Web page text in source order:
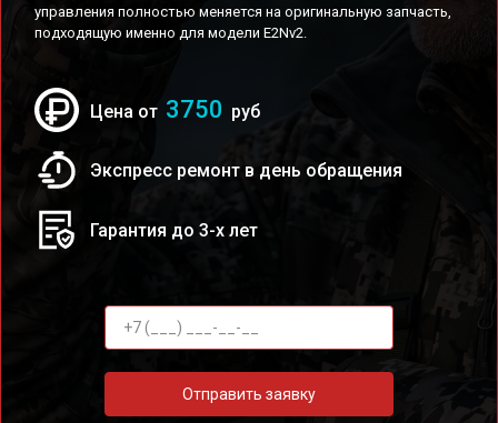
управления полностью меняется на оригинальную запчасть,
подходящую именно для модели E2Nv2.
Цена от 3750 руб
Экспресс ремонт в день обращения
Гарантия до 3-х лет
Отправить заявку